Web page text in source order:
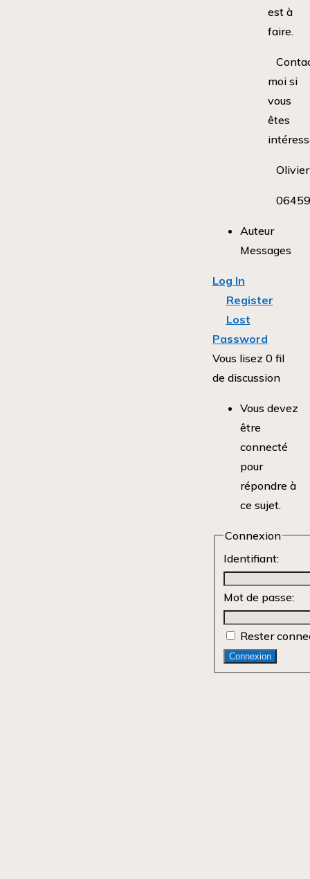
est à
faire.
moi si
vous
êtes
Olivier
Auteur
Messages
Log In
Register
Lost
Password
Vous lisez 0 fil
de discussion
Vous devez
être
connecté
pour
répondre à
ce sujet.
Connexion
Identifiant:
Mot de passe:
Rester
Connexion